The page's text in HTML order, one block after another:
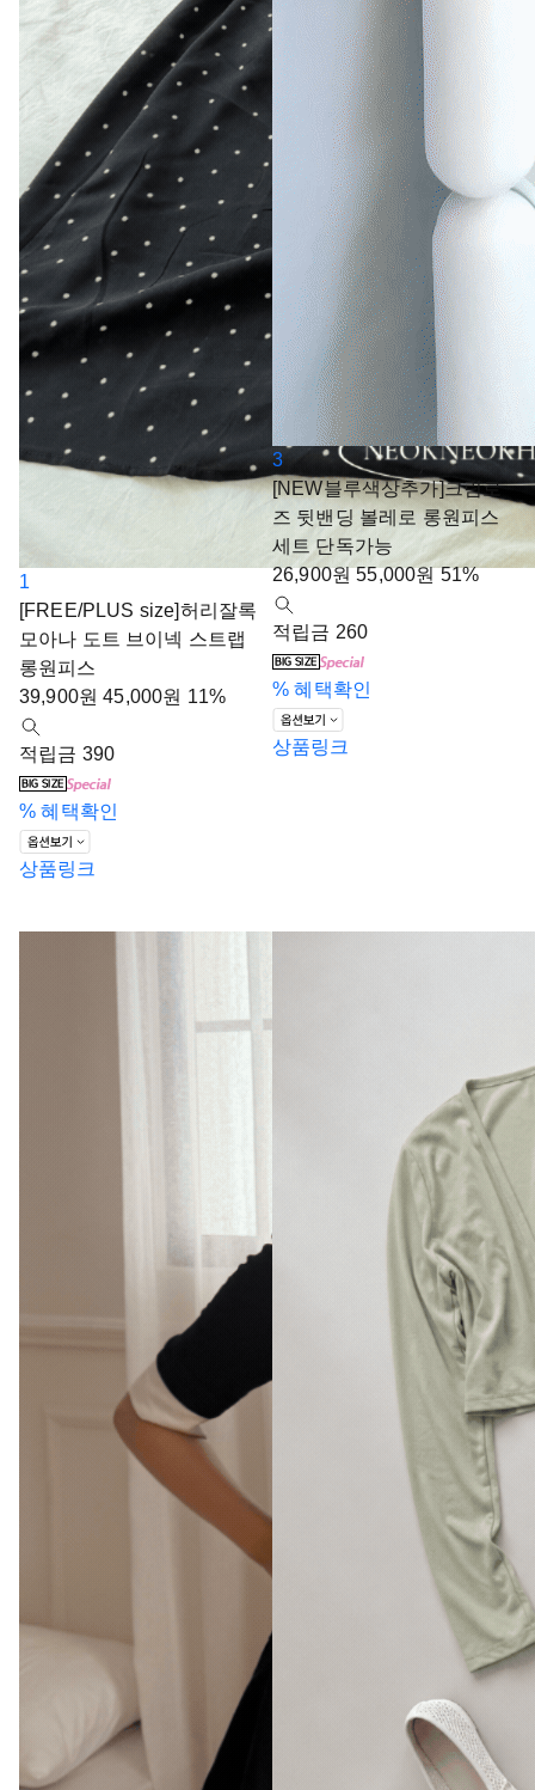
1
[FREE/PLUS size]허리잘록
모아나 도트 브이넥 스트랩
롱원피스
39,900원 45,000원 11%
적립금 390
% 혜택확인
상품링크
3
[NEW블루색상추가]크림로
즈 뒷밴딩 볼레로 롱원피스
세트 단독가능
26,900원 55,000원 51%
적립금 260
% 혜택확인
상품링크